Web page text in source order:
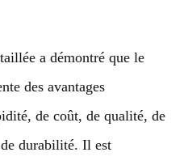
a démontré que le
des avantages
de coût, de qualité, de
durabilité. Il est